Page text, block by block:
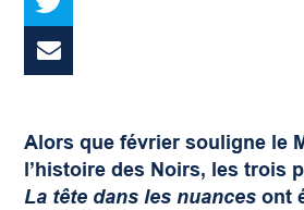
Alors que février souligne le
l’histoire des Noirs, les trois
La tête dans les nuances ont